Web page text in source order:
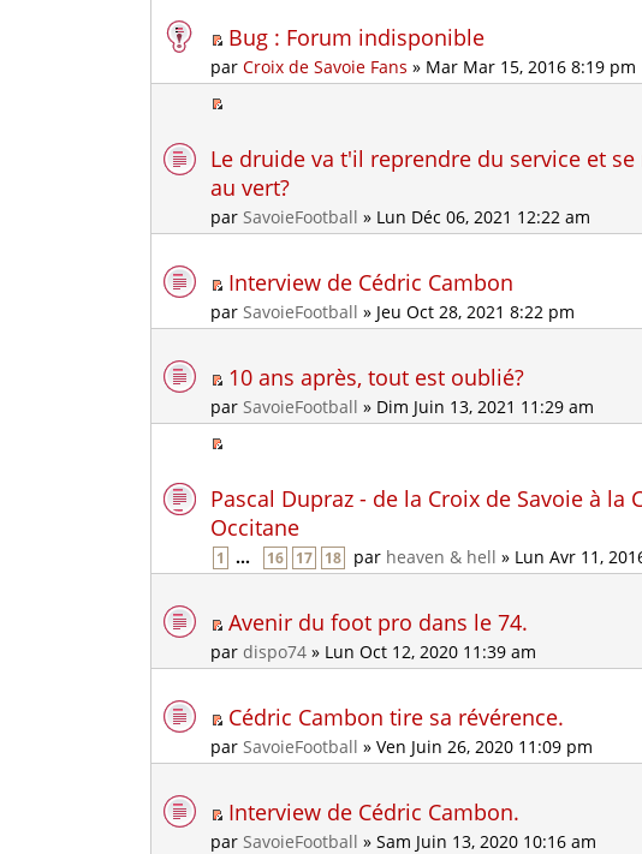
Bug : Forum indisponible
parCroix de Savoie Fans » Mar Mar 15, 2016 8:19 pm
Le druide va t'il reprendre du service et
au vert?
parSavoieFootball » Lun Déc 06, 2021 12:22 am
Interview de Cédric Cambon
parSavoieFootball » Jeu Oct 28, 2021 8:22 pm
10 ans après, tout est oublié?
parSavoieFootball » Dim Juin 13, 2021 11:29 am
Pascal Dupraz - de la Croix de Savoie à la
Occitane
1 ... 16 17 18 par heaven & hell » Lun Avr 11,
Avenir du foot pro dans le 74.
pardispo74 » Lun Oct 12, 2020 11:39 am
Cédric Cambon tire sa révérence.
parSavoieFootball » Ven Juin 26, 2020 11:09 pm
Interview de Cédric Cambon.
parSavoieFootball » Sam Juin 13, 2020 10:16 am